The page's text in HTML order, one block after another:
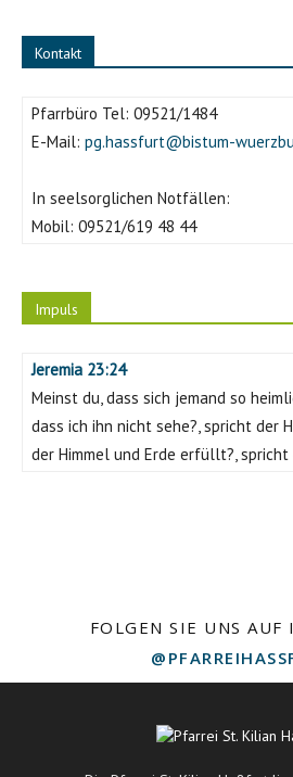
Kontakt
Pfarrbüro Tel: 09521/1484
E-Mail: pg.hassfurt@bistum-
In seelsorglichen Notfällen:
Mobil: 09521/619 48 44
Impuls
Jeremia 23:24
Meinst du, dass sich jemand so
dass ich ihn nicht sehe?, spricht der
der Himmel und Erde erfüllt?, spricht
FOLGEN SIE UNS AUF